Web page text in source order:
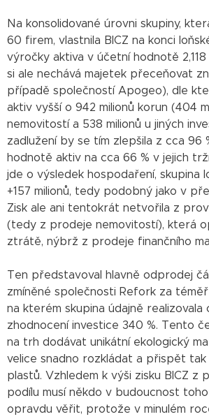
Na konsolidované úrovni skupiny,
60 firem, vlastnila BICZ na konci
výročky aktiva v účetní hodnotě 2,118
si ale nechává majetek přeceňovat
případě společností Apogeo), dle
aktiv vyšší o 942 milionů korun (404
nemovitostí a 538 milionů u jiných
zadlužení by se tím zlepšila z cca 96
hodnotě aktiv na cca 66 % v jejich
jde o výsledek hospodaření, skupina
+157 milionů, tedy podobný jako v
Zisk ale ani tentokrát netvořila z
(tedy z prodeje nemovitostí), která
ztrátě, nýbrž z prodeje finančního
Ten představoval hlavně odprodej
zmíněné společnosti Refork za téměř
na kterém skupina údajně realizovala
zhodnocení investice 340 %. Tento
na trh dodávat unikátní ekologický
velice snadno rozkládat a přispět tak
plastů. Vzhledem k výši zisku BICZ z
podílu musí někdo v budoucnost
opravdu věřit, protože v minulém